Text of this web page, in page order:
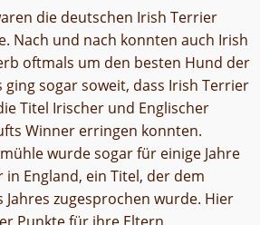
die deutschen Irish Terrier
Nach und nach konnten auch Irish
oftmals um den besten Hund der
ging sogar soweit, dass Irish Terrier
Titel Irischer und Englischer
Winner erringen konnten.
wurde sogar für einige Jahre
in England, ein Titel, der dem
zugesprochen wurde. Hier